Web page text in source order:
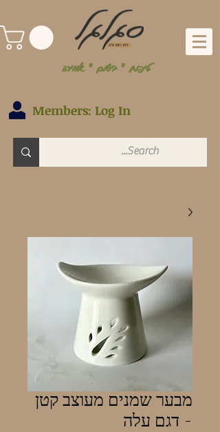
טיפוח * בישום * אווירה
Members: Log In
מבער שמנים מעוצב קטן
- דגם עלה